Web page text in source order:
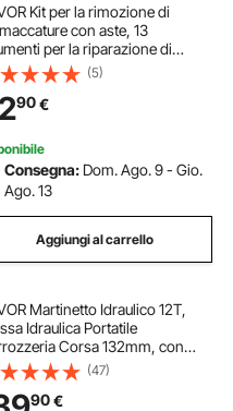
Kit per la rimozione di
con aste, 13
per la riparazione di
senza vernice,
minori, ammaccature
porte e danni da grandine
(5)
90€
Consegna: Dom. Ago. 9 - Gio.
Ago. 13
Aggiungi al carrello
Martinetto Idraulico 12T,
Idraulica Portatile
Corsa 132mm, con
Olio da 1,4 m e Custodia, per
Telaio Auto
Auto, Martinetto
(47)
90€